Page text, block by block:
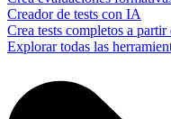
Creador de tests con IA
Crea tests completos a
Explorar todas las